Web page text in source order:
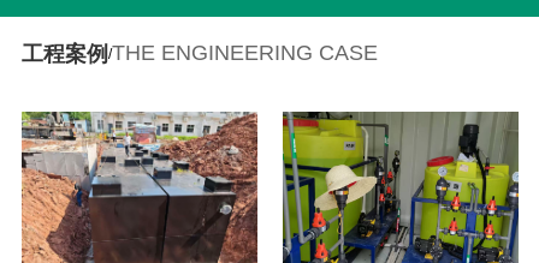
工程案例 /THE ENGINEERING CASE